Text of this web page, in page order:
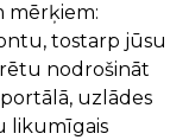
mērķiem:
tostarp jūsu
nodrošināt
uzlādes
likumīgais